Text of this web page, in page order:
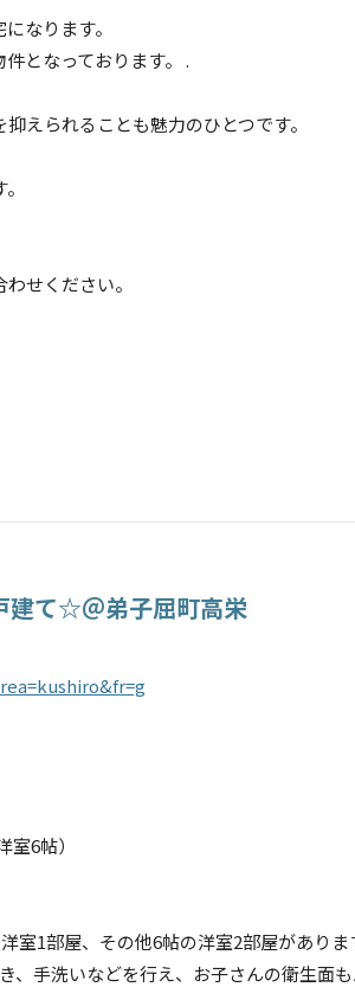
なります。
となっております。 .
えられることも魅力のひとつです。
せください。
建て☆＠弟子屈町高栄
6帖）
室1部屋、その他6帖の洋室2部屋がありま
、手洗いなどを行え、お子さんの衛生面